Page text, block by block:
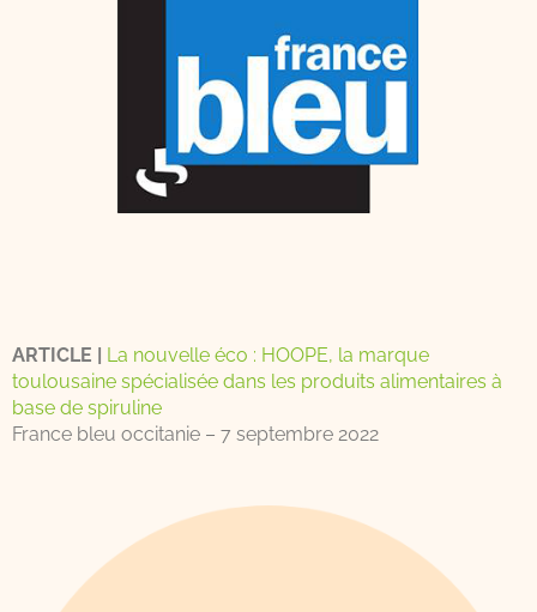
ARTICLE | La nouvelle éco : HOOPE, la marque
toulousaine spécialisée dans les produits alimentaires à
base de spiruline
France bleu occitanie – 7 septembre 2022